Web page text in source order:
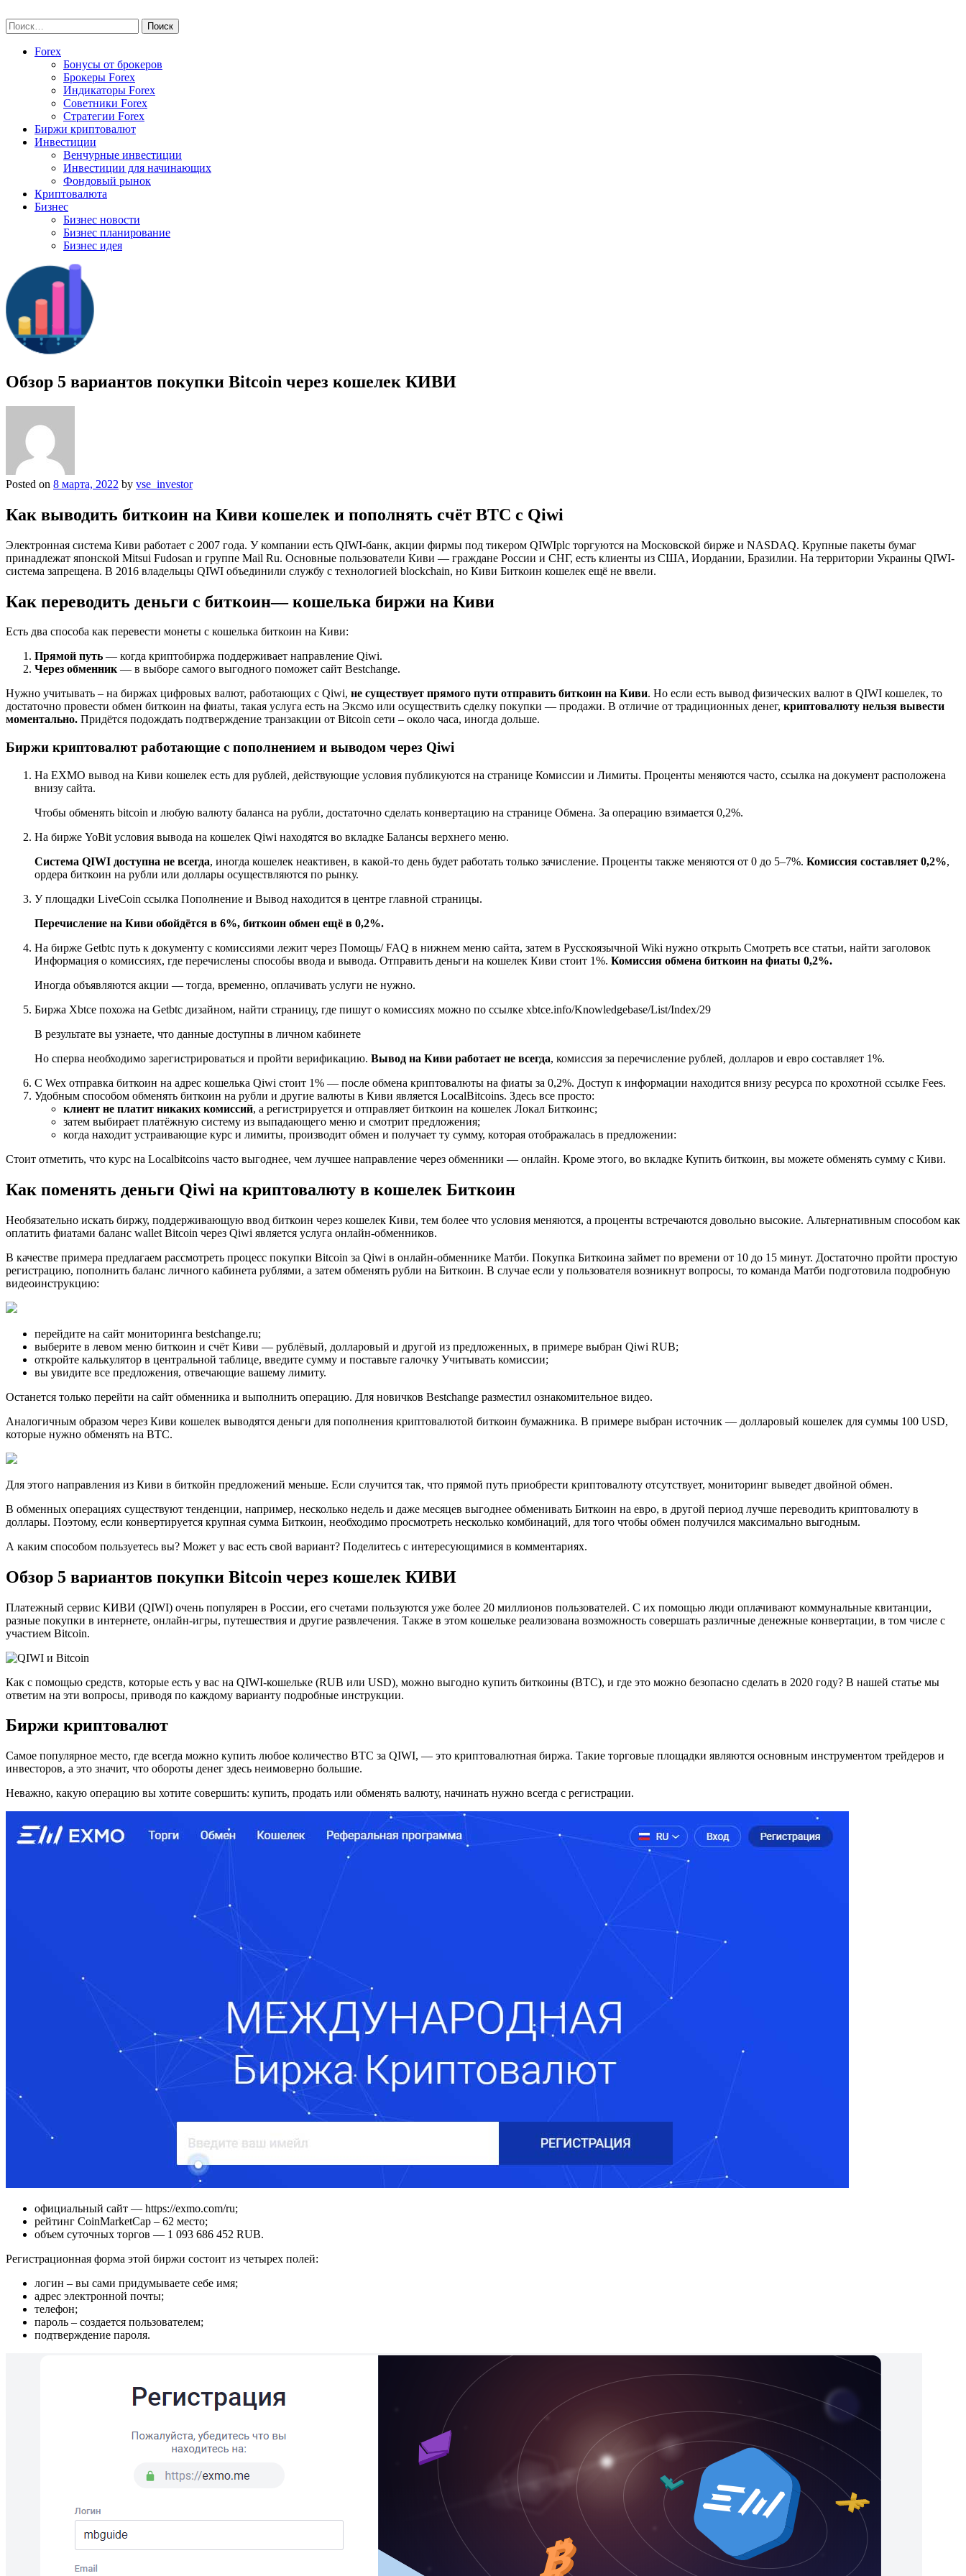
to
content
Найти:
Forex
Бонусы от брокеров
Брокеры Forex
Индикаторы Forex
Советники Forex
Стратегии Forex
Биржи криптовалют
Инвестиции
Венчурные инвестиции
Инвестиции для начинающих
Фондовый рынок
Криптовалюта
Бизнес
Бизнес новости
Бизнес планирование
Бизнес идея
Обзор 5 вариантов покупки Bitcoin через кошелек КИВИ
Posted on 8 марта, 2022 by vse_investor
Как выводить биткоин на Киви кошелек и пополнять счёт BTC с Qiwi
Электронная система Киви работает с 2007 года. У компании есть QIWI-банк, акции фирмы под тикером QIWIplc торгуются на Московской бирже и NASDAQ. Крупные пакеты бумаг
принадлежат японской Mitsui Fudosan и группе Mail Ru. Основные пользователи Киви — граждане России и СНГ, есть клиенты из США, Иордании, Бразилии. На территории Украины QIWI-
система запрещена. В 2016 владельцы QIWI объединили службу с технологией blockchain, но Киви Биткоин кошелек ещё не ввели.
Как переводить деньги с биткоин— кошелька биржи на Киви
Есть два способа как перевести монеты с кошелька биткоин на Киви:
Прямой путь — когда криптобиржа поддерживает направление Qiwi.
Через обменник— в выборе самого выгодного поможет сайт Bestchange.
Нужно учитывать – на биржах цифровых валют, работающих с Qiwi, не существует прямого пути отправить биткоин на Киви. Но если есть вывод физических валют в QIWI кошелек, то
достаточно провести обмен биткоин на фиаты, такая услуга есть на Эксмо или осуществить сделку покупки — продажи. В отличие от традиционных денег, криптовалюту нельзя вывести
моментально. Придётся подождать подтверждение транзакции от Bitcoin сети – около часа, иногда дольше.
Биржи криптовалют работающие с пополнением и выводом через Qiwi
На EXMO вывод на Киви кошелек есть для рублей, действующие условия публикуются на странице Комиссии и Лимиты. Проценты меняются часто, ссылка на документ расположена
внизу сайта.
Чтобы обменять bitcoin и любую валюту баланса на рубли, достаточно сделать конвертацию на странице Обмена. За операцию взимается 0,2%.
На бирже YoBit условия вывода на кошелек Qiwi находятся во вкладке Балансы верхнего меню.
Система QIWI доступна не всегда, иногда кошелек неактивен, в какой-то день будет работать только зачисление. Проценты также меняются от 0 до 5–7%. Комиссия составляет 0,2%,
ордера биткоин на рубли или доллары осуществляются по рынку.
У площадки LiveCoin ссылка Пополнение и Вывод находится в центре главной страницы.
Перечисление на Киви обойдётся в 6%, биткоин обмен ещё в 0,2%.
На бирже Getbtc путь к документу с комиссиями лежит через Помощь/ FAQ в нижнем меню сайта, затем в Русскоязычной Wiki нужно открыть Смотреть все статьи, найти заголовок
Информация о комиссиях, где перечислены способы ввода и вывода. Отправить деньги на кошелек Киви стоит 1%. Комиссия обмена биткоин на фиаты 0,2%.
Иногда объявляются акции — тогда, временно, оплачивать услуги не нужно.
Биржа Xbtce похожа на Getbtc дизайном, найти страницу, где пишут о комиссиях можно по ссылке xbtce.info/Knowledgebase/List/Index/29
В результате вы узнаете, что данные доступны в личном кабинете
Но сперва необходимо зарегистрироваться и пройти верификацию. Вывод на Киви работает не всегда, комиссия за перечисление рублей, долларов и евро составляет 1%.
С Wex отправка биткоин на адрес кошелька Qiwi стоит 1% — после обмена криптовалюты на фиаты за 0,2%. Доступ к информации находится внизу ресурса по крохотной ссылке Fees.
Удобным способом обменять биткоин на рубли и другие валюты в Киви является LocalBitcoins. Здесь все просто:
клиент не платит никаких комиссий, а регистрируется и отправляет биткоин на кошелек Локал Биткоинс;
затем выбирает платёжную систему из выпадающего меню и смотрит предложения;
когда находит устраивающие курс и лимиты, производит обмен и получает ту сумму, которая отображалась в предложении:
Стоит отметить, что курс на Localbitcoins часто выгоднее, чем лучшее направление через обменники — онлайн. Кроме этого, во вкладке Купить биткоин, вы можете обменять сумму с Киви.
Как поменять деньги Qiwi на криптовалюту в кошелек Биткоин
Необязательно искать биржу, поддерживающую ввод биткоин через кошелек Киви, тем более что условия меняются, а проценты встречаются довольно высокие. Альтернативным способом как
оплатить фиатами баланс wallet Bitcoin через Qiwi является услуга онлайн-обменников.
В качестве примера предлагаем рассмотреть процесс покупки Bitcoin за Qiwi в онлайн-обменнике Матби. Покупка Биткоина займет по времени от 10 до 15 минут. Достаточно пройти простую
регистрацию, пополнить баланс личного кабинета рублями, а затем обменять рубли на Биткоин. В случае если у пользователя возникнут вопросы, то команда Матби подготовила подробную
видеоинструкцию:
перейдите на сайт мониторинга bestchange.ru;
выберите в левом меню биткоин и счёт Киви — рублёвый, долларовый и другой из предложенных, в примере выбран Qiwi RUB;
откройте калькулятор в центральной таблице, введите сумму и поставьте галочку Учитывать комиссии;
вы увидите все предложения, отвечающие вашему лимиту.
Останется только перейти на сайт обменника и выполнить операцию. Для новичков Bestchange разместил ознакомительное видео.
Аналогичным образом через Киви кошелек выводятся деньги для пополнения криптовалютой биткоин бумажника. В примере выбран источник — долларовый кошелек для суммы 100 USD,
которые нужно обменять на BTC.
Для этого направления из Киви в биткойн предложений меньше. Если случится так, что прямой путь приобрести криптовалюту отсутствует, мониторинг выведет двойной обмен.
В обменных операциях существуют тенденции, например, несколько недель и даже месяцев выгоднее обменивать Биткоин на евро, в другой период лучше переводить криптовалюту в
доллары. Поэтому, если конвертируется крупная сумма Биткоин, необходимо просмотреть несколько комбинаций, для того чтобы обмен получился максимально выгодным.
А каким способом пользуетесь вы? Может у вас есть свой вариант? Поделитесь с интересующимися в комментариях.
Обзор 5 вариантов покупки Bitcoin через кошелек КИВИ
Платежный сервис КИВИ (QIWI) очень популярен в России, его счетами пользуются уже более 20 миллионов пользователей. С их помощью люди оплачивают коммунальные квитанции,
разные покупки в интернете, онлайн-игры, путешествия и другие развлечения. Также в этом кошельке реализована возможность совершать различные денежные конвертации, в том числе с
участием Bitcoin.
Как с помощью средств, которые есть у вас на QIWI-кошельке (RUB или USD), можно выгодно купить биткоины (BTC), и где это можно безопасно сделать в 2020 году? В нашей статье мы
ответим на эти вопросы, приводя по каждому варианту подробные инструкции.
Биржи криптовалют
Самое популярное место, где всегда можно купить любое количество BTC за QIWI, — это криптовалютная биржа. Такие торговые площадки являются основным инструментом трейдеров и
инвесторов, а это значит, что обороты денег здесь неимоверно большие.
Неважно, какую операцию вы хотите совершить: купить, продать или обменять валюту, начинать нужно всегда с регистрации.
официальный сайт — https://exmo.com/ru;
рейтинг CoinMarketCap – 62 место;
объем суточных торгов — 1 093 686 452 RUB.
Регистрационная форма этой биржи состоит из четырех полей:
логин – вы сами придумываете себе имя;
адрес электронной почты;
телефон;
пароль – создается пользователем;
подтверждение пароля.